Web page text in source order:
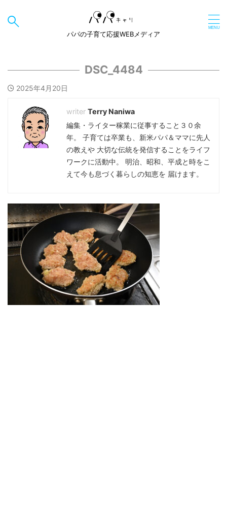
パパの子育て応援WEBメディア
DSC_4484
2025年4月20日
Terry Naniwa
編集・ライター稼業に従事すること３０余
年。 子育ては卒業も、新米パパ＆ママに先人
の教えや 大切な伝統を発信することをライフ
ワークに活動中。 明治、昭和、平成と時をこ
えて今も息づく暮らしの知恵を 届けます。